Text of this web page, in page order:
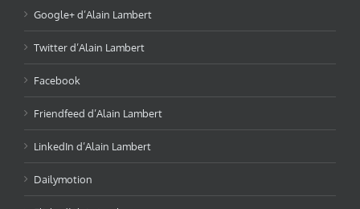
Google+ d’Alain Lambert
Twitter d’Alain Lambert
Facebook
Friendfeed d’Alain Lambert
LinkedIn d’Alain Lambert
Dailymotion